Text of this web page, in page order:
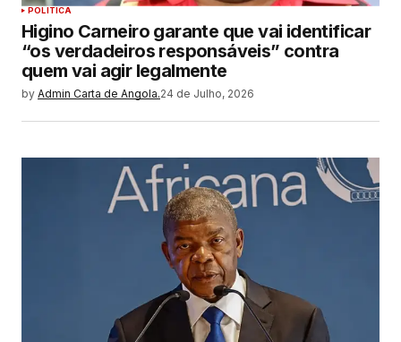
POLITICA
Higino Carneiro garante que vai identificar
“os verdadeiros responsáveis” contra
quem vai agir legalmente
by Admin Carta de Angola.24 de Julho, 2026